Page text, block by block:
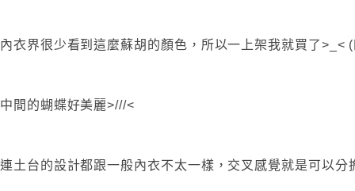
內衣界很少看到這麼蘇胡的顏色，所以一上架我就買了>_<
中間的蝴蝶好美麗>///<
連土台的設計都跟一般內衣不太一樣，交叉感覺就是可以分